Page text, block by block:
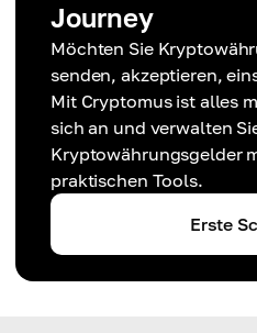
Journey
Möchten Sie
senden, akzeptieren,
Mit Cryptomus ist alles
sich an und verwalten
Kryptowährungsgelder
praktischen Tools.
Erste